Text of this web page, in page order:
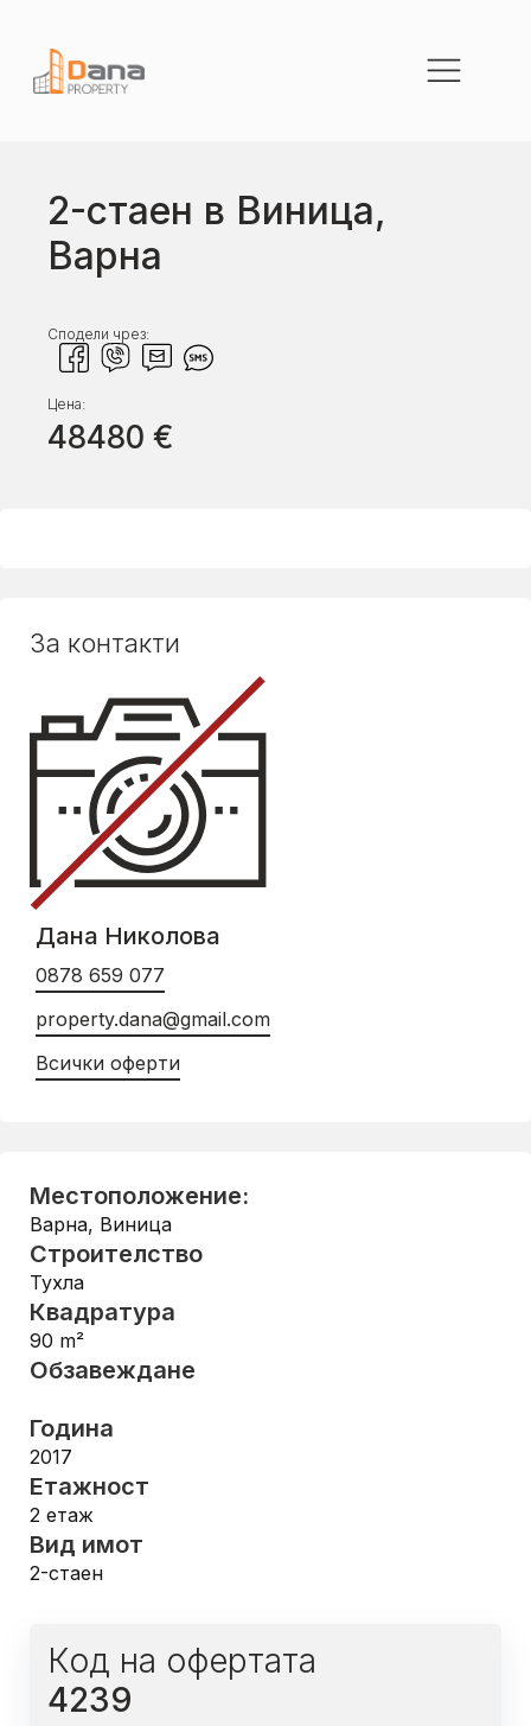
2-стаен в Виница,
Варна
Сподели чрез:
Цена:
48480 €
За контакти
Дана Николова
0878 659 077
property.dana@gmail.com
Всички оферти
Местоположение:
Варна, Виница
Строителство
Тухла
Квадратура
90 m²
Обзавеждане
Година
2017
Етажност
2 етаж
Вид имот
2-стаен
Код на офертата
4239